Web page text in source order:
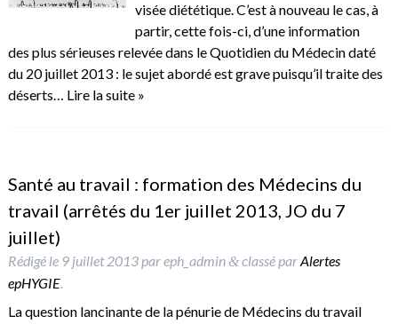
visée diététique. C’est à nouveau le cas, à
partir, cette fois-ci, d’une information
des plus sérieuses relevée dans le Quotidien du Médecin daté
du 20 juillet 2013 : le sujet abordé est grave puisqu’il traite des
déserts… Lire la suite »
Santé au travail : formation des Médecins du
travail (arrêtés du 1er juillet 2013, JO du 7
juillet)
Rédigé le 9 juillet 2013pareph_admin &classé parAlertes
epHYGIE.
La question lancinante de la pénurie de Médecins du travail